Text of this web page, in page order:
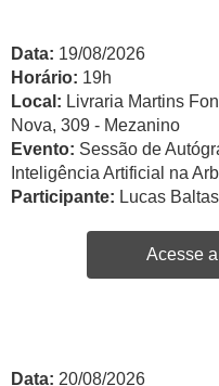
Data: 19/08/2026
Horário: 19h
Local: Livraria Martins
Nova, 309 - Mezanino
Evento: Sessão de
Inteligência Artificial na
Participante: Lucas
Acesse
Data: 20/08/2026